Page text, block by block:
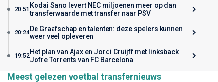
20:51 Kodai Sano levert NEC miljoenen meer op dan
transferwaarde met transfer naar PSV
20:24De Graafschap en talenten: deze spelers kunnen
weer veel opleveren
19:52Het plan van Ajax en Jordi Cruijff met linksback
Jofre Torrents van FC Barcelona
Meest gelezen voetbal transfernieuws